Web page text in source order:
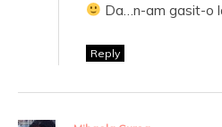
Da…n-am gasit-o
Reply